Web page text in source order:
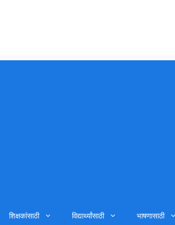
शिक्षकांसाठी विद्यार्थ्यांसाठी भाषणासाठी